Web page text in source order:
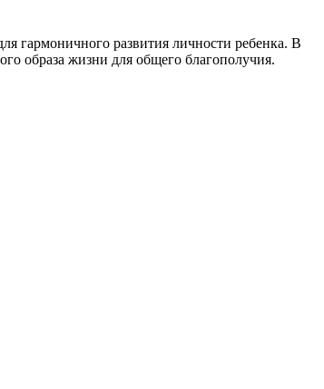
гармоничного развития личности ребенка. В
образа жизни для общего благополучия.